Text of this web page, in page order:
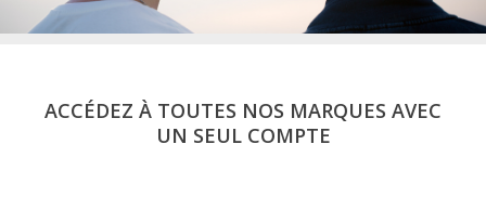
ACCÉDEZ À TOUTES NOS MARQUES AVEC
UN SEUL COMPTE